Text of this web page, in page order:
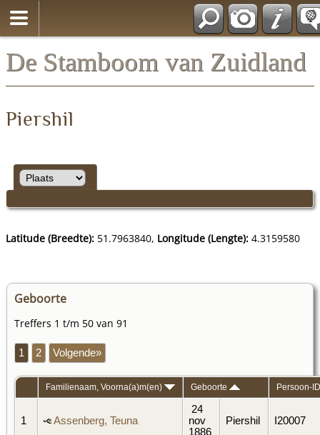
De Stamboom van Zuidland
Piershil
Latitude (Breedte): 51.7963840, Longitude (Lengte): 4.3159580
Geboorte
Treffers 1 t/m 50 van 91
1 2 Volgende»
Familienaam, Voorna(a)m(en) Geboorte Persoon-ID
1 Assenberg, Teuna
24
nov
1886
Piershil I20007